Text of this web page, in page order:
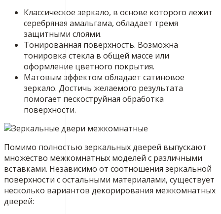
Классическое зеркало, в основе которого лежит
серебряная амальгама, обладает тремя
защитными слоями.
Тонированная поверхность. Возможна
тонировка стекла в общей массе или
оформление цветного покрытия.
Матовым эффектом обладает сатиновое
зеркало. Достичь желаемого результата
помогает пескоструйная обработка
поверхности.
Помимо полностью зеркальных дверей выпускают
множество межкомнатных моделей с различными
вставками. Независимо от соотношения зеркальной
поверхности с остальными материалами, существует
несколько вариантов декорирования межкомнатных
дверей: